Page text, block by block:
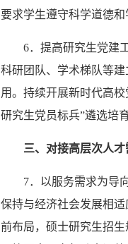
要求学生遵守科学道德
6．提高研究生党建
科研团队、学术梯队等
用。持续开展新时代高
研究生党员标兵”遴选培
三、对接高层次人
7．以服务需求为导
保持与经济社会发展相
前布局，硕士研究生招